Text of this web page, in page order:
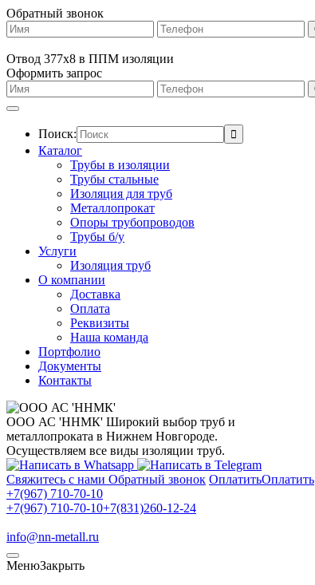
Обратный звонок
Отвод 377х8 в ППМ изоляции
Оформить запрос
Поиск:
Каталог
Трубы в изоляции
Трубы стальные
Изоляция для труб
Металлопрокат
Опоры трубопроводов
Трубы б/у
Услуги
Изоляция труб
О компании
Доставка
Оплата
Реквизиты
Наша команда
Портфолио
Документы
Контакты
ООО АС 'ННМК' Широкий выбор труб и
металлопроката в Нижнем Новгороде.
Осуществляем все виды изоляции труб.
Свяжитесь с нами Обратный звонок ОплатитьОплатить
+7(967) 710-70-10
+7(967) 710-70-10+7(831)260-12-24
info@nn-metall.ru
МенюЗакрыть